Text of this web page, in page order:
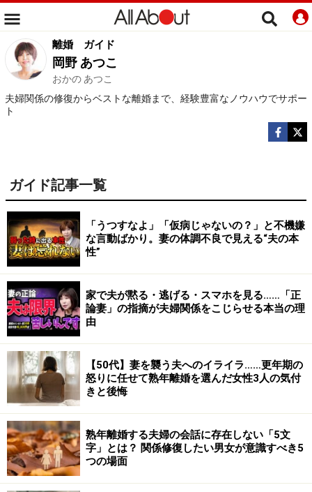
離婚 ガイド
岡野 あつこ
おかの あつこ
夫婦関係の修復からベストな離婚まで、経験豊富なノウハウでサポー
ト
ガイド記事一覧
「うつすなよ」「仮病じゃないの？」と不機嫌
な言動ばかり。妻の体調不良で見える“夫の本
性”
家で夫が黙る・逃げる・スマホを見る……「正
論妻」の指摘が夫婦関係をこじらせる本当の理
由
【50代】妻を襲う夫へのイライラ……更年期の
怒りに任せて熟年離婚を選んだ女性3人の気付
きと後悔
熟年離婚する夫婦の会話に存在しない「5文
字」とは？ 関係修復したい男女が意識すべき5
つの場面